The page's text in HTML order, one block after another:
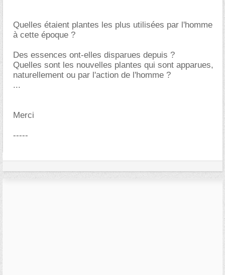
Quelles étaient plantes les plus utilisées par l'homme
à cette époque ?
Des essences ont-elles disparues depuis ?
Quelles sont les nouvelles plantes qui sont apparues,
naturellement ou par l'action de l'homme ?
...
Merci
-----